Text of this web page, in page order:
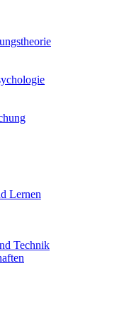
Lernen
Technik